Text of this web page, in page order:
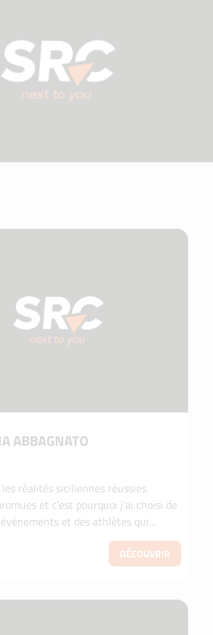
ABBAGNATO
réalités siciliennes réussies
et c’est pourquoi j’ai choisi de
et des athlètes qui
territoire ». Francesco Scalia, PD...
DÉCOUVRIR